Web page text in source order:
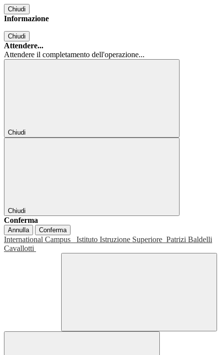
Chiudi
Informazione
Chiudi
Attendere...
Attendere il completamento dell'operazione...
Chiudi
Chiudi
Conferma
Annulla Conferma
International Campus Istituto Istruzione Superiore Patrizi Baldelli
Cavallotti